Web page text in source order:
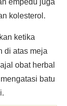
empedu juga
kolesterol.
ketika
di atas meja
obat herbal
batu